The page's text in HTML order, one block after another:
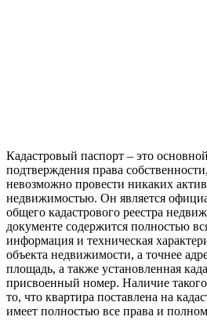
Кадастровый паспорт – это
подтверждения права
невозможно провести никаких
недвижимостью. Он является
общего кадастрового реестра
документе содержится полностью
информация и техническая
объекта недвижимости, а точнее
площадь, а также установленная
присвоенный номер. Наличие
то, что квартира поставлена на
имеет полностью все права и